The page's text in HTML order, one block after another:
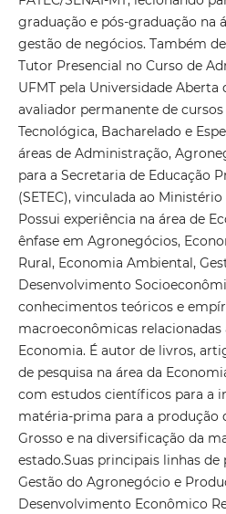
graduação e pós-graduação na
gestão de negócios. Também
Tutor Presencial no Curso de
UFMT pela Universidade Aberta
avaliador permanente de cursos
Tecnológica, Bacharelado e
áreas de Administração,
para a Secretaria de Educação
(SETEC), vinculada ao Ministério
Possui experiência na área de
ênfase em Agronegócios,
Rural, Economia Ambiental,
Desenvolvimento
conhecimentos teóricos e
macroeconômicas relacionadas
Economia. É autor de livros,
de pesquisa na área da
com estudos científicos para a
matéria-prima para a produção
Grosso e na diversificação da
estado.Suas principais linhas de
Gestão do Agronegócio e
Desenvolvimento Econômico